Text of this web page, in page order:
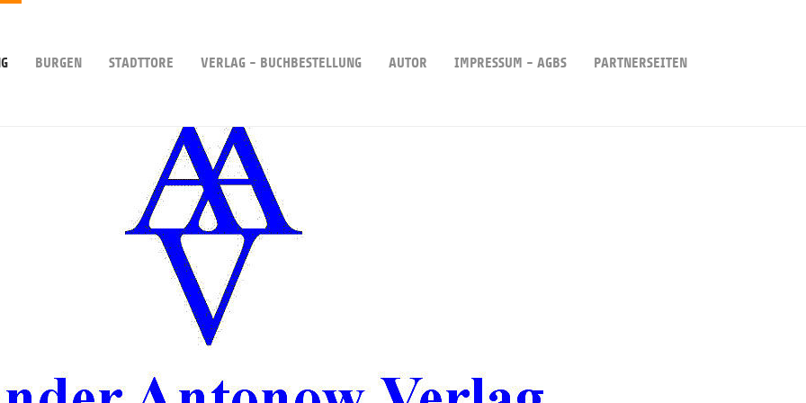
BURGEN STADTTORE VERLAG - BUCHBESTELLUNG AUTOR IMPRESSUM - AGBS PARTNERSEITEN